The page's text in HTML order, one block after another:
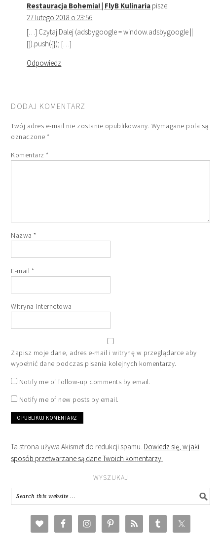
Restauracja Bohemia! | FlyB Kulinaria pisze:
27 lutego 2018 o 23:56
[…] Czytaj Dalej (adsbygoogle = window.adsbygoogle ||
[]).push({}); […]
Odpowiedz
DODAJ KOMENTARZ
Twój adres e-mail nie zostanie opublikowany. Wymagane pola są
oznaczone*
Komentarz*
Nazwa*
E-mail *
Witryna internetowa
Zapisz moje dane, adres e-mail i witrynę w przeglądarce aby
wypełnić dane podczas pisania kolejnych komentarzy.
Notify me of follow-up comments by email.
Notify me of new posts by email.
Ta strona używa Akismet do redukcji spamu. Dowiedz się, w jaki
sposób przetwarzane są dane Twoich komentarzy.
WYSZUKAJ